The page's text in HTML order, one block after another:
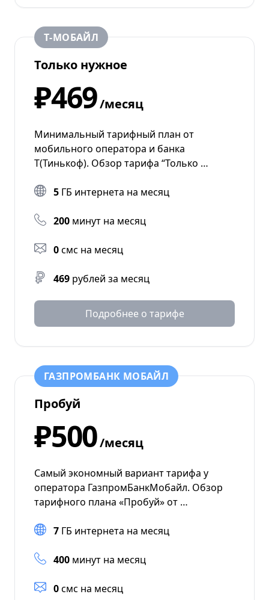
Т‑МОБАЙЛ
Только нужное
₽469/месяц
Минимальный тарифный план от
мобильного оператора и банка
Т(Тинькоф). Обзор тарифа “Только …
5 ГБ интернета на месяц
200 минут на месяц
0смс на месяц
469 рублей за месяц
Подробнее о тарифе
ГАЗПРОМБАНК МОБАЙЛ
Пробуй
₽500/месяц
Самый экономный вариант тарифа у
оператора ГазпромБанкМобайл. Обзор
тарифного плана «Пробуй» от …
7 ГБ интернета на месяц
400 минут на месяц
0смс на месяц